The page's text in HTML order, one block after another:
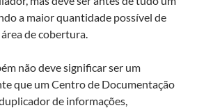
a maior quantidade possível de
de cobertura.
não deve significar ser um
que um Centro de Documentação
de informações,